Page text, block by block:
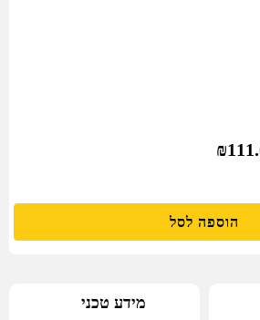
₪
הוספה לסל
מידע טכני